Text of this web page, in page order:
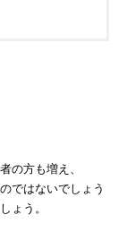
の方も増え、
ではないでしょう
ょう。